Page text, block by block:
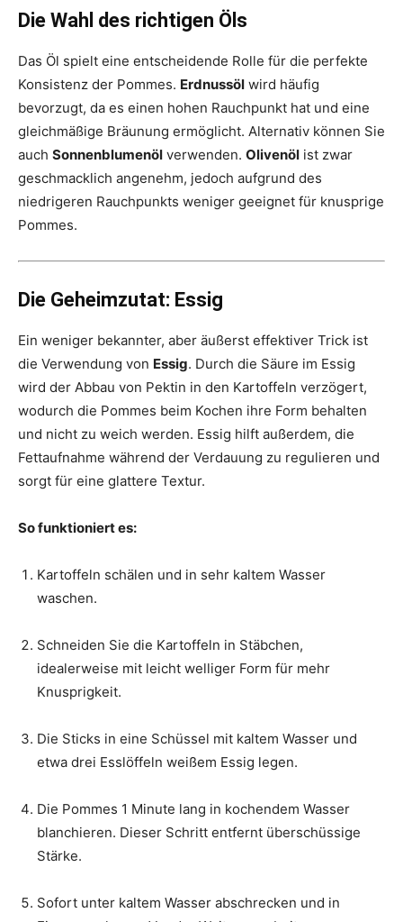
Die Wahl des richtigen Öls
Das Öl spielt eine entscheidende Rolle für die perfekte
Konsistenz der Pommes. Erdnussöl wird häufig
bevorzugt, da es einen hohen Rauchpunkt hat und eine
gleichmäßige Bräunung ermöglicht. Alternativ können Sie
auch Sonnenblumenöl verwenden. Olivenöl ist zwar
geschmacklich angenehm, jedoch aufgrund des
niedrigeren Rauchpunkts weniger geeignet für knusprige
Pommes.
Die Geheimzutat: Essig
Ein weniger bekannter, aber äußerst effektiver Trick ist
die Verwendung von Essig. Durch die Säure im Essig
wird der Abbau von Pektin in den Kartoffeln verzögert,
wodurch die Pommes beim Kochen ihre Form behalten
und nicht zu weich werden. Essig hilft außerdem, die
Fettaufnahme während der Verdauung zu regulieren und
sorgt für eine glattere Textur.
So funktioniert es:
Kartoffeln schälen und in sehr kaltem Wasser
waschen.
Schneiden Sie die Kartoffeln in Stäbchen,
idealerweise mit leicht welliger Form für mehr
Knusprigkeit.
Die Sticks in eine Schüssel mit kaltem Wasser und
etwa drei Esslöffeln weißem Essig legen.
Die Pommes 1 Minute lang in kochendem Wasser
blanchieren. Dieser Schritt entfernt überschüssige
Stärke.
Sofort unter kaltem Wasser abschrecken und in